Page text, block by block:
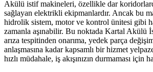
Akülü istif makineleri, özellikle dar
sağlayan elektrikli ekipmanlardır. Ancak bu
hidrolik sistem, motor ve kontrol ünitesi gibi
zamanla aşınabilir. Bu noktada Kartal Akülü
arıza tespitinden onarıma, yedek parça
anlaşmasına kadar kapsamlı bir hizmet
hızlı müdahale, iş akışınızın durmaması için